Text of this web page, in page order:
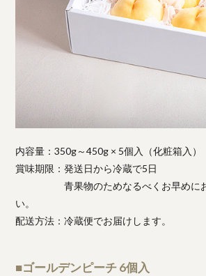
内容量：350g～450g × 5個入（化粧箱入）
賞味期限：発送日から冷蔵で5日
青果物のためなるべくお早めにお
い。
配送方法：冷蔵便でお届けします。
■ゴールデンピーチ 6個入